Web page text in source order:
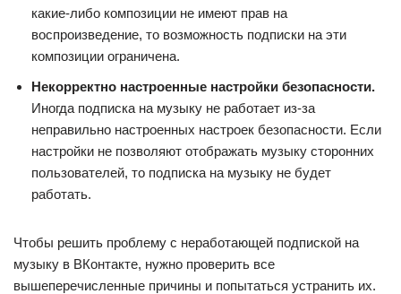
какие-либо композиции не имеют прав на
воспроизведение, то возможность подписки на эти
композиции ограничена.
Некорректно настроенные настройки безопасности.
Иногда подписка на музыку не работает из-за
неправильно настроенных настроек безопасности. Если
настройки не позволяют отображать музыку сторонних
пользователей, то подписка на музыку не будет
работать.
Чтобы решить проблему с неработающей подпиской на
музыку в ВКонтакте, нужно проверить все
вышеперечисленные причины и попытаться устранить их.